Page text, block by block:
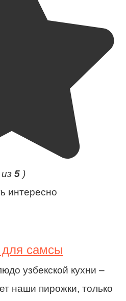
из 5 )
интересно
для самсы
узбекской кухни –
наши пирожки, только